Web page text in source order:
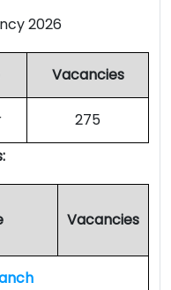
2026
Vacancies
275
Vacancies